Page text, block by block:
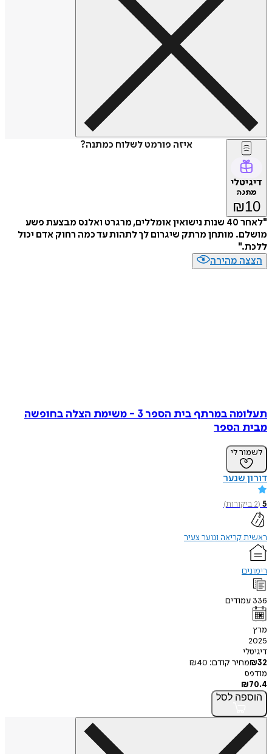
איזה פורמט לשלוח כמתנה?
דיגיטלי
מתנה
₪10
"לאחר 40 שנות נישואין אומללים, מרגרט ואלנס מבצעת פשע
מושלם. מותחן מרתק שיגרום לך לתהות עד כמה רחוק אדם יכול
ללכת."
הצצה מהירה
תעלומה במרתף בית הספר 3 - משימת הצלה בחופשה
מבית הספר
לשמור לי
דורון שנער
5
(
2ביקורות)
ראשית קריאה ונוער צעיר
רימונים
336 עמודים
מרץ
2025
דיגיטלי
₪32 מחיר קודם: ₪40
מודפס
₪70.4
הוספה לסל